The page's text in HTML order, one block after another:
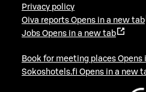
Privacy policy
Oiva reports Opens in a new tab
Jobs Opens in a new tab
Book for meeting places Opens
Sokoshotels.fi Opens in a new